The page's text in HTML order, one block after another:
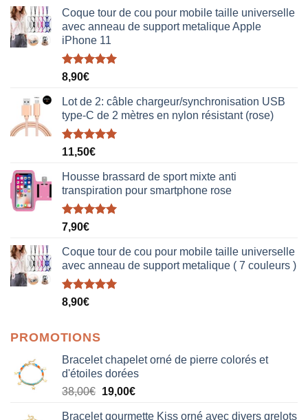
Coque tour de cou pour mobile taille universelle
avec anneau de support metalique Apple
iPhone 11
Note5.00
8,90€
Lot de 2: câble chargeur/synchronisation USB
type-C de 2 mètres en nylon résistant (rose)
Note5.00
11,50€
Housse brassard de sport mixte anti
transpiration pour smartphone rose
Note5.00
7,90€
Coque tour de cou pour mobile taille universelle
avec anneau de support metalique ( 7 couleurs )
Note5.00
8,90€
PROMOTIONS
Bracelet chapelet orné de pierre colorés et
d'étoiles dorées
38,00€ Le
19,00€Le
Bracelet gourmette Kiss orné avec divers grelots